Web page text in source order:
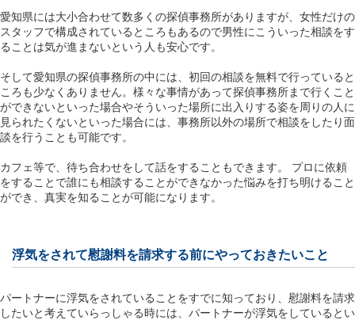
愛知県には大小合わせて数多くの探偵事務所がありますが、女性だけの
スタッフで構成されているところもあるので男性にこういった相談をす
ることは気が進まないという人も安心です。
そして愛知県の探偵事務所の中には、初回の相談を無料で行っていると
ころも少なくありません。様々な事情があって探偵事務所まで行くこと
ができないといった場合やそういった場所に出入りする姿を周りの人に
見られたくないといった場合には、事務所以外の場所で相談をしたり面
談を行うことも可能です。
カフェ等で、待ち合わせをして話をすることもできます。 プロに依頼
をすることで誰にも相談することができなかった悩みを打ち明けること
ができ、真実を知ることが可能になります。
浮気をされて慰謝料を請求する前にやっておきたいこと
パートナーに浮気をされていることをすでに知っており、慰謝料を請求
したいと考えていらっしゃる時には、パートナーが浮気をしているとい